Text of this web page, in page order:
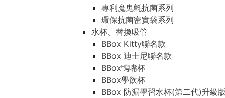
專利魔鬼氈抗菌系列
環保抗菌密實袋系列
水杯、替換吸管
BBox Kitty聯名款
BBox 迪士尼聯名款
BBox鴨嘴杯
BBox學飲杯
BBox 防漏學習水杯(第二代)升級版